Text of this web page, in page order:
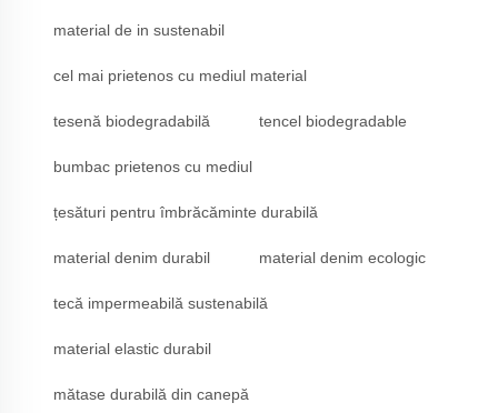
material de in sustenabil
cel mai prietenos cu mediul material
tesenă biodegradabilă tencel biodegradable
bumbac prietenos cu mediul
țesături pentru îmbrăcăminte durabilă
material denim durabil material denim ecologic
tecă impermeabilă sustenabilă
material elastic durabil
mătase durabilă din canepă